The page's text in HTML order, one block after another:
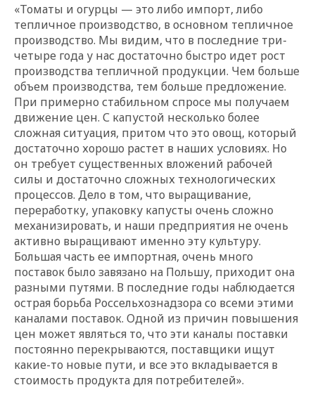
«Томаты и огурцы — это либо импорт, либо
тепличное производство, в основном тепличное
производство. Мы видим, что в последние три-
четыре года у нас достаточно быстро идет рост
производства тепличной продукции. Чем больше
объем производства, тем больше предложение.
При примерно стабильном спросе мы получаем
движение цен. С капустой несколько более
сложная ситуация, притом что это овощ, который
достаточно хорошо растет в наших условиях. Но
он требует существенных вложений рабочей
силы и достаточно сложных технологических
процессов. Дело в том, что выращивание,
переработку, упаковку капусты очень сложно
механизировать, и наши предприятия не очень
активно выращивают именно эту культуру.
Большая часть ее импортная, очень много
поставок было завязано на Польшу, приходит она
разными путями. В последние годы наблюдается
острая борьба Россельхознадзора со всеми этими
каналами поставок. Одной из причин повышения
цен может являться то, что эти каналы поставки
постоянно перекрываются, поставщики ищут
какие-то новые пути, и все это вкладывается в
стоимость продукта для потребителей».